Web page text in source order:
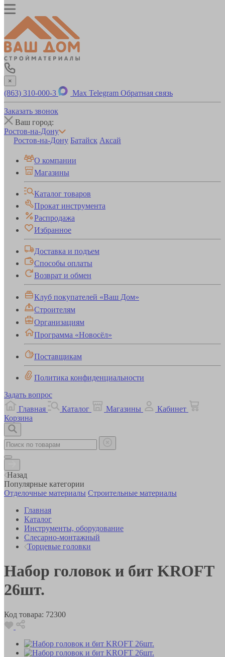
×
(863) 310-000-3 Max Telegram Обратная связь
Заказать звонок
Ваш город:
Ростов-на-Дону
Ростов-на-Дону Батайск Аксай
О компании
Магазины
Каталог товаров
Прокат инструмента
Распродажа
Избранное
Доставка и подъем
Способы оплаты
Возврат и обмен
Клуб покупателей «Ваш Дом»
Строителям
Организациям
Программа «Новосёл»
Поставщикам
Политика конфиденциальности
Задать вопрос
Главная
Каталог Магазины
Кабинет
Корзина
Назад
Популярные категории
Отделочные материалы Строительные материалы
Главная
Каталог
Инструменты, оборудование
Слесарно-монтажный
Торцевые головки
Набор головок и бит KROFT
26шт.
Код товара: 72300